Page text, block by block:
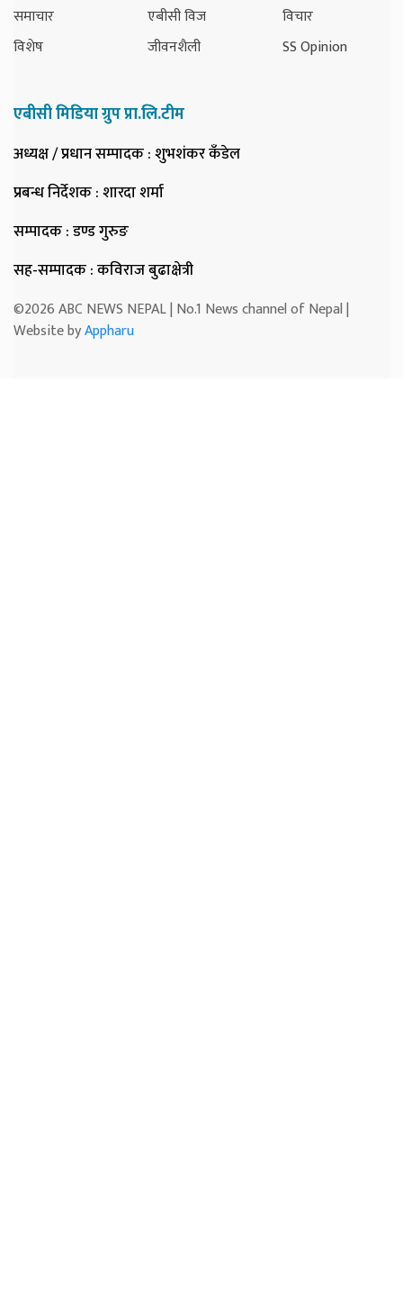
समाचार
विशेष
एबीसी विज
जीवनशैली
विचार
SS Opinion
एबीसी मिडिया ग्रुप प्रा.लि.टीम
अध्यक्ष / प्रधान सम्पादक: शुभशंकर कँडेल
प्रबन्ध निर्देशक: शारदा शर्मा
सम्पादक: डण्ड गुरुङ
सह-सम्पादक: कविराज बुढाक्षेत्री
©2026 ABC NEWS NEPAL | No.1 News channel of Nepal |
Website byAppharu